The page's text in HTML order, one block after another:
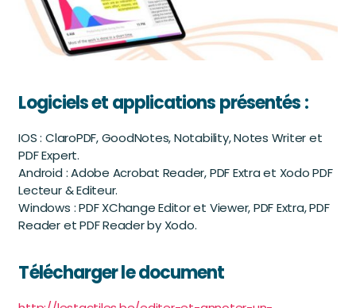
Logiciels et applications présentés :
IOS : ClaroPDF, GoodNotes, Notability, Notes Writer et
PDF Expert.
Android : Adobe Acrobat Reader, PDF Extra et Xodo PDF
Lecteur & Editeur.
Windows : PDF XChange Editor et Viewer, PDF Extra, PDF
Reader et PDF Reader by Xodo.
Télécharger le document